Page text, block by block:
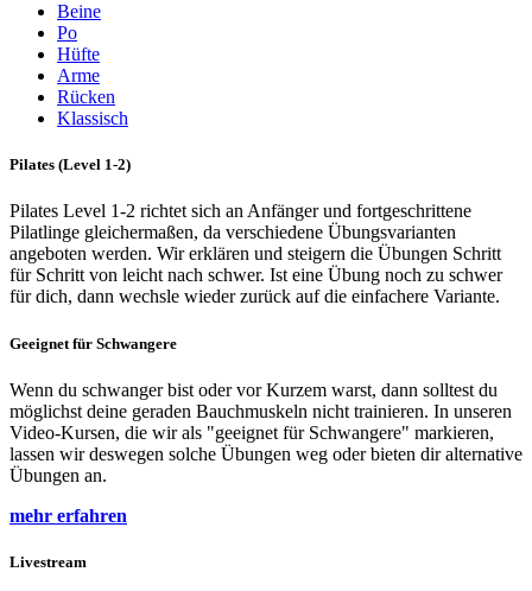
Beine
Po
Hüfte
Arme
Rücken
Klassisch
Pilates (Level 1-2)
Pilates Level 1-2 richtet sich an Anfänger und fortgeschrittene
Pilatlinge gleichermaßen, da verschiedene Übungsvarianten
angeboten werden. Wir erklären und steigern die Übungen Schritt
für Schritt von leicht nach schwer. Ist eine Übung noch zu schwer
für dich, dann wechsle wieder zurück auf die einfachere Variante.
Geeignet für Schwangere
Wenn du schwanger bist oder vor Kurzem warst, dann solltest du
möglichst deine geraden Bauchmuskeln nicht trainieren. In unseren
Video-Kursen, die wir als "geeignet für Schwangere" markieren,
lassen wir deswegen solche Übungen weg oder bieten dir alternative
Übungen an.
mehr erfahren
Livestream